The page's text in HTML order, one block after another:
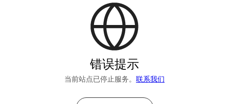
错误提示
当前站点已停止服务。 联系我们